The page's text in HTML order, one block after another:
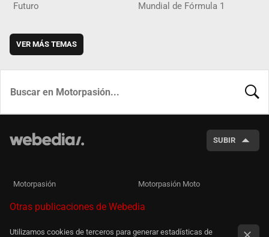
Futuro Mundial de Fórmula 1
VER MÁS TEMAS
SUBIR
Motorpasión Motorpasión Moto
Otras publicaciones de Webedia
Utilizamos cookies de terceros para generar estadísticas de